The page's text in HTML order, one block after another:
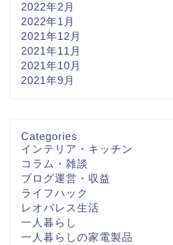
2022年2月
2022年1月
2021年12月
2021年11月
2021年10月
2021年9月
Categories
インテリア・キッチン
コラム・雑談
ブログ運営・収益
ライフハック
レオパレス生活
一人暮らし
一人暮らしの家電製品